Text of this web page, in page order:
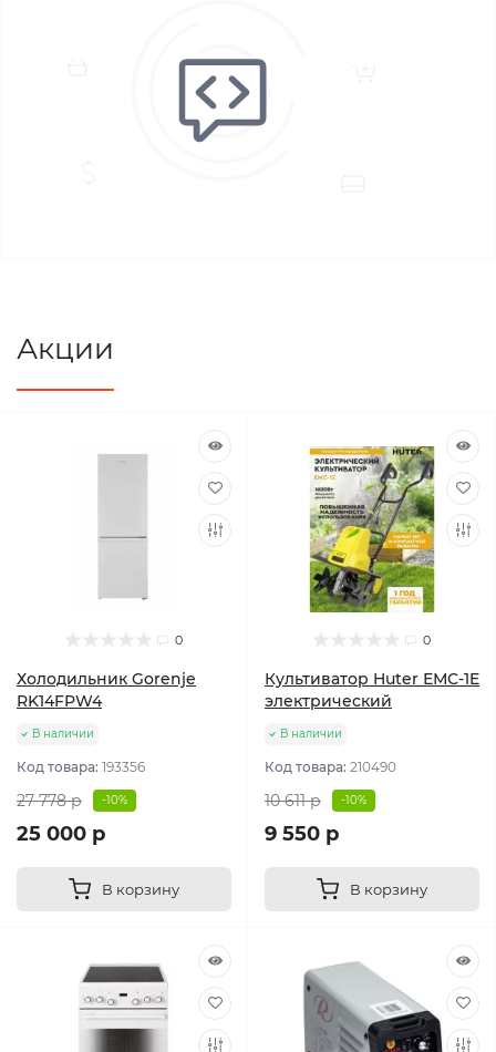
Акции
0
Холодильник Gorenje
RK14FPW4
В наличии
Код товара: 193356
27 778 р -10%
25 000 р
В корзину
0
Культиватор Huter ЕМС-1E
электрический
В наличии
Код товара: 210490
10 611 р -10%
9 550 р
В корзину